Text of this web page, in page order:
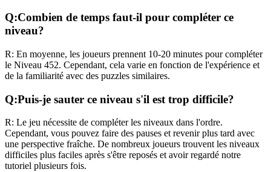
Q:Combien de temps faut-il pour compléter ce
niveau?
R: En moyenne, les joueurs prennent 10-20 minutes pour compléter
le Niveau 452. Cependant, cela varie en fonction de l'expérience et
de la familiarité avec des puzzles similaires.
Q:Puis-je sauter ce niveau s'il est trop difficile?
R: Le jeu nécessite de compléter les niveaux dans l'ordre.
Cependant, vous pouvez faire des pauses et revenir plus tard avec
une perspective fraîche. De nombreux joueurs trouvent les niveaux
difficiles plus faciles après s'être reposés et avoir regardé notre
tutoriel plusieurs fois.